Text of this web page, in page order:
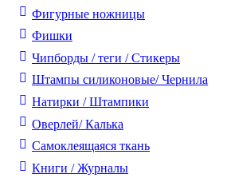
Фигурные ножницы
Фишки
Чипборды / теги / Стикеры
Штампы силиконовые/ Чернила
Натирки / Штампики
Оверлей/ Калька
Самоклеящаяся ткань
Книги / Журналы